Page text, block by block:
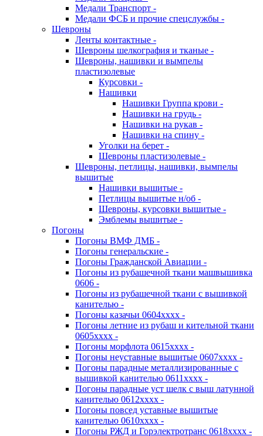
Медали Транспорт -
Медали ФСБ и прочие спецслужбы -
Шевроны
Ленты контактные -
Шевроны шелкография и тканые -
Шевроны, нашивки и вымпелы
пластизолевые
Курсовки -
Нашивки
Нашивки Группа крови -
Нашивки на грудь -
Нашивки на рукав -
Нашивки на спину -
Уголки на берет -
Шевроны пластизолевые -
Шевроны, петлицы, нашивки, вымпелы
вышитые
Нашивки вышитые -
Петлицы вышитые н/об -
Шевроны, курсовки вышитые -
Эмблемы вышитые -
Погоны
Погоны ВМФ ДМБ -
Погоны генеральские -
Погоны Гражданской Авиации -
Погоны из рубашечной ткани машвышивка
0606 -
Погоны из рубашечной ткани с вышивкой
канителью -
Погоны казачьи 0604хххх -
Погоны летние из рубаш и кительной ткани
0605хххх -
Погоны морфлота 0615хххх -
Погоны неуставные вышитые 0607хххх -
Погоны парадные металлизированные с
вышивкой канителью 0611хххх -
Погоны парадные уст шелк с выш латунной
канителью 0612хххх -
Погоны повсед уставные вышитые
канителью 0610хххх -
Погоны РЖД и Горэлектротранс 0618хххх -